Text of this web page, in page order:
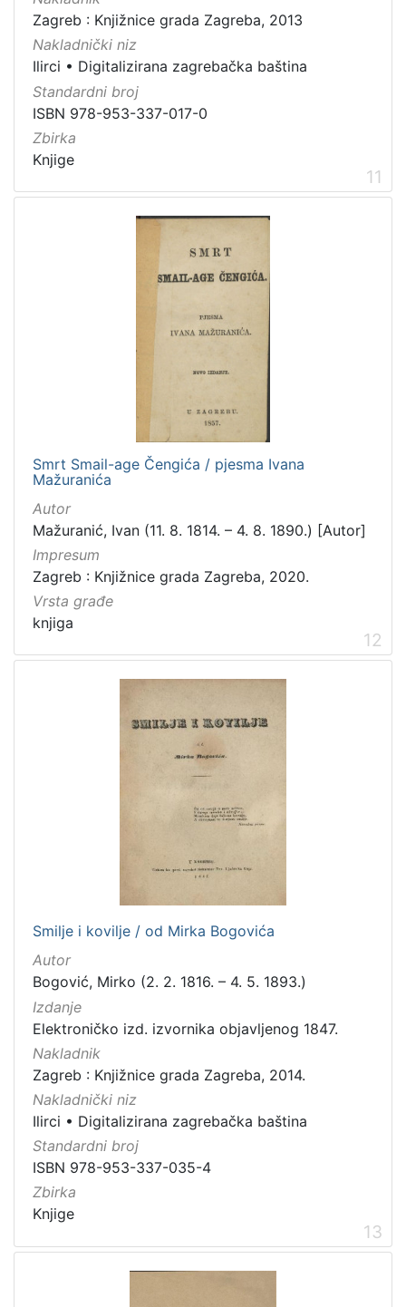
Zagreb : Knjižnice grada Zagreba, 2013
Nakladnički niz
Ilirci • Digitalizirana zagrebačka baština
Standardni broj
ISBN 978-953-337-017-0
Zbirka
Knjige
11
Smrt Smail-age Čengića / pjesma Ivana
Mažuranića
Autor
Mažuranić, Ivan (11. 8. 1814. – 4. 8. 1890.) [Autor]
Impresum
Zagreb : Knjižnice grada Zagreba, 2020.
Vrsta građe
knjiga
12
Smilje i kovilje / od Mirka Bogovića
Autor
Bogović, Mirko (2. 2. 1816. – 4. 5. 1893.)
Izdanje
Elektroničko izd. izvornika objavljenog 1847.
Nakladnik
Zagreb : Knjižnice grada Zagreba, 2014.
Nakladnički niz
Ilirci • Digitalizirana zagrebačka baština
Standardni broj
ISBN 978-953-337-035-4
Zbirka
Knjige
13